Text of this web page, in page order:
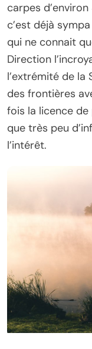
carpes
c’est déjà
qui ne connait
Direction
l’extrémité de la
des frontières
fois la licence de
que très peu
l’intérêt.